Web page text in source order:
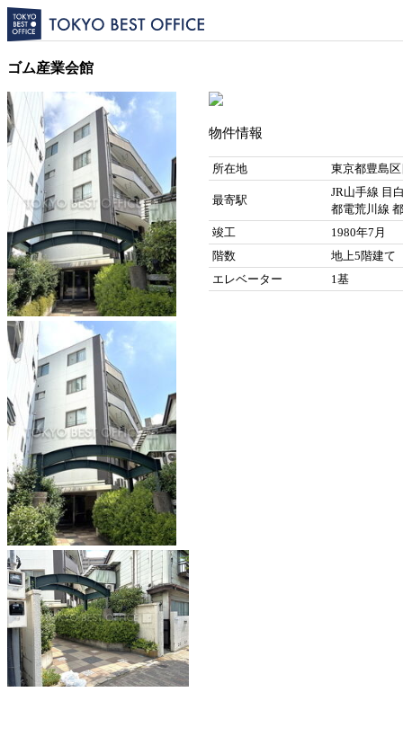
ゴム産業会館
物件情報
所在地 東京都豊島
最寄駅
JR山手線 目
都電荒川線
竣工
1980年7月
階数
地上5階建て
エレベーター
1基